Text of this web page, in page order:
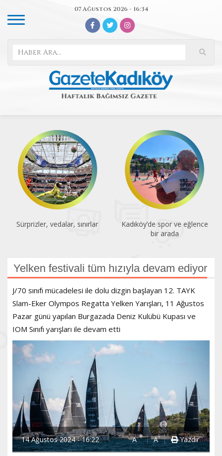
07 Ağustos 2026 - 16:34
Sürprizler, vedalar, sınırlar
Kadıköy’de spor ve eğlence
bir arada
Yelken festivali tüm hızıyla devam ediyor
J/70 sınıfı mücadelesi ile dolu dizgin başlayan 12. TAYK
Slam-Eker Olympos Regatta Yelken Yarışları, 11 Ağustos
Pazar günü yapılan Burgazada Deniz Kulübü Kupası ve
IOM Sınıfı yarışları ile devam etti
14 Ağustos 2024 - 16:22 A+ A- Yazdır